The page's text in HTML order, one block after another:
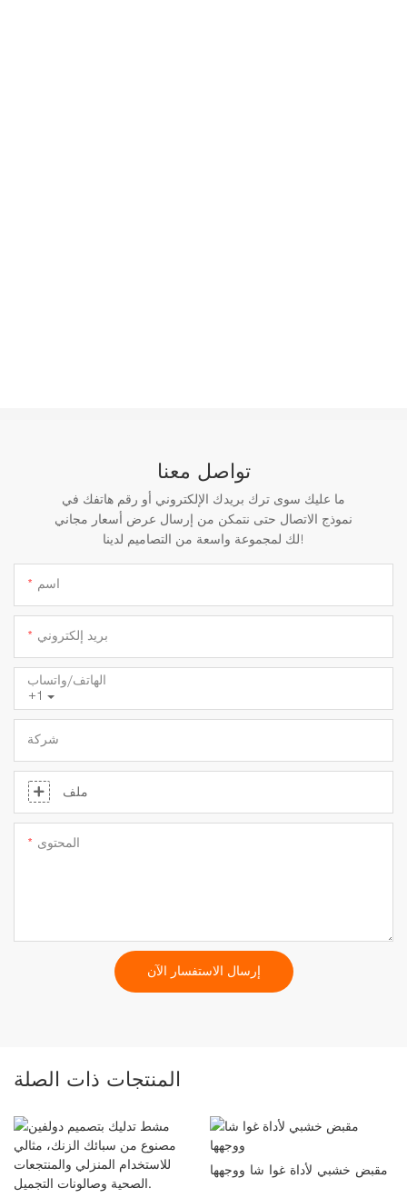
تواصل معنا
ما عليك سوى ترك بريدك الإلكتروني أو رقم هاتفك في
نموذج الاتصال حتى نتمكن من إرسال عرض أسعار مجاني
لك لمجموعة واسعة من التصاميم لدينا!
اسم
بريد إلكتروني
+1
الهاتف/واتساب
شركة
ملف
المحتوى
إرسال الاستفسار الآن
المنتجات ذات الصلة
مقبض خشبي لأداة غوا شا ووجهها